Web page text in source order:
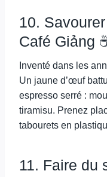
10.
Café Giảng
Inventé dans les
Un jaune d’œuf
espresso serré :
tiramisu. Prenez
tabourets en
11. Faire du